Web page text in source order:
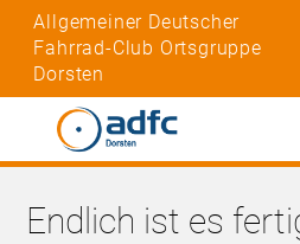
Allgemeiner Deutscher
Fahrrad-Club Ortsgruppe
Dorsten
Endlich ist es